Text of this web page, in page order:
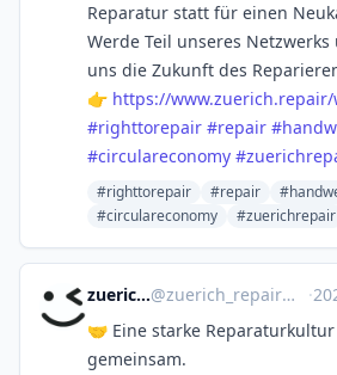
Reparatur statt für einen
Werde Teil unseres
uns die Zukunft des
👉 https://www.
#righttorepair #repair #
#circulareconomy #
#righttorepair #repair
#circulareconomy
#zuerichrepair
zuerich.repair@zuerich_repair@net.miaumuh.ch ·
🤝 Eine starke
gemeinsam.